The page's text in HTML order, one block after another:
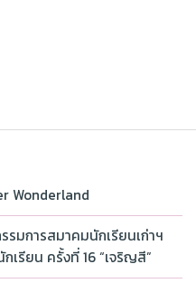
Wonderland
รมการสมาคมนักเรียนเก่าฯ
เรียน ครั้งที่ 16 “เจริญสี”